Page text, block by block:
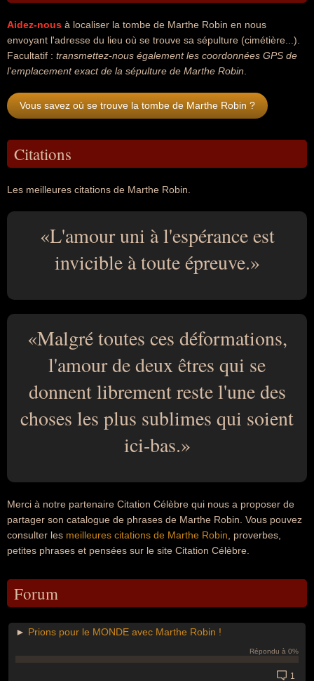
Aidez-nous à localiser la tombe de Marthe Robin en nous
envoyant l'adresse du lieu où se trouve sa sépulture (cimétière...).
Facultatif : transmettez-nous également les coordonnées GPS de
l'emplacement exact de la sépulture de Marthe Robin
Vous savez où se trouve la tombe de Marthe Robin ?
Citations
Les meilleures citations de Marthe Robin.
L'amour uni à l'espérance est
invicible à toute épreuve.
Malgré toutes ces déformations,
l'amour de deux êtres qui se
donnent librement reste l'une des
choses les plus sublimes qui soient
ici-bas.
Merci à notre partenaire Citation Célèbre qui nous a proposer de
partager son catalogue de phrases de Marthe Robin. Vous pouvez
consulter les meilleures citations de Marthe Robin , proverbes,
petites phrases et pensées sur le site Citation Célèbre.
Forum
► Prions pour le MONDE avec Marthe Robin !
Répondu à 0%
1